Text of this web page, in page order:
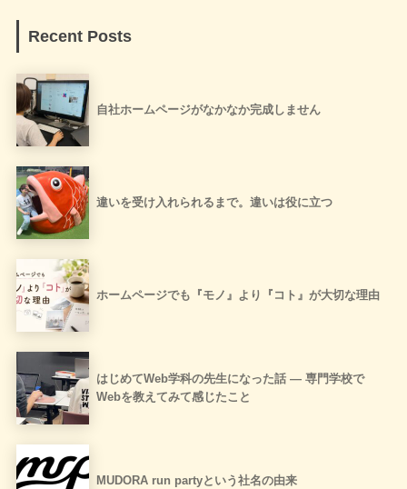
Recent Posts
自社ホームページがなかなか完成しません
違いを受け入れられるまで。違いは役に立つ
ホームページでも『モノ』より『コト』が大切な理由
はじめてWeb学科の先生になった話 ― 専門学校で
Webを教えてみて感じたこと
MUDORA run partyという社名の由来